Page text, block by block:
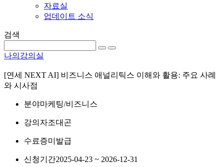
자료실
업데이트 소식
검색
나의강의실
[연세 NEXT AI] 비즈니스 애널리틱스 이해와 활용: 주요 사례
와 시사점
분야마케팅/비즈니스
강의자조대곤
수료증미발급
신청기간2025-04-23 ~ 2026-12-31